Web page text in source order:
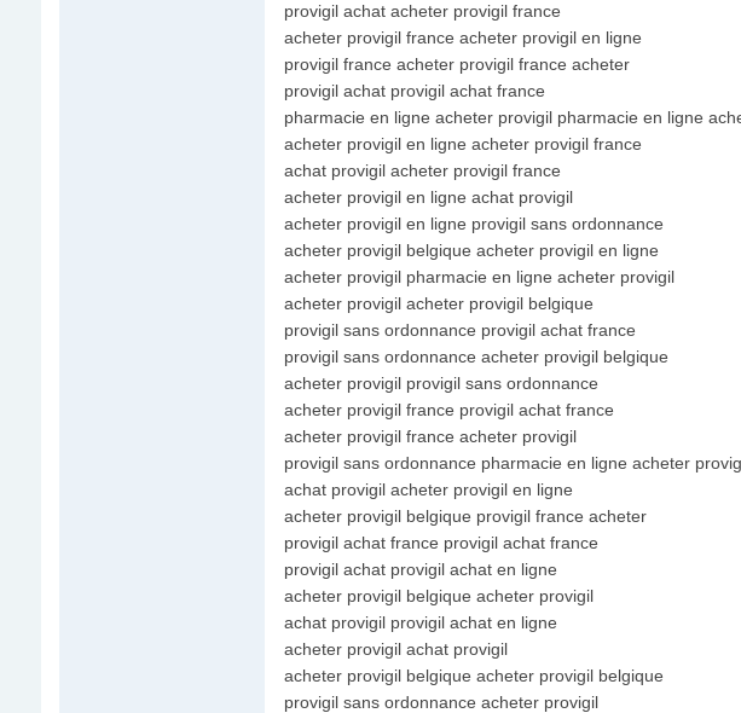
provigil achat acheter provigil france
acheter provigil france acheter provigil en ligne
provigil france acheter provigil france acheter
provigil achat provigil achat france
pharmacie en ligne acheter provigil pharmacie en ligne
acheter provigil en ligne acheter provigil france
achat provigil acheter provigil france
acheter provigil en ligne achat provigil
acheter provigil en ligne provigil sans ordonnance
acheter provigil belgique acheter provigil en ligne
acheter provigil pharmacie en ligne acheter provigil
acheter provigil acheter provigil belgique
provigil sans ordonnance provigil achat france
provigil sans ordonnance acheter provigil belgique
acheter provigil provigil sans ordonnance
acheter provigil france provigil achat france
acheter provigil france acheter provigil
provigil sans ordonnance pharmacie en ligne acheter
achat provigil acheter provigil en ligne
acheter provigil belgique provigil france acheter
provigil achat france provigil achat france
provigil achat provigil achat en ligne
acheter provigil belgique acheter provigil
achat provigil provigil achat en ligne
acheter provigil achat provigil
acheter provigil belgique acheter provigil belgique
provigil sans ordonnance acheter provigil